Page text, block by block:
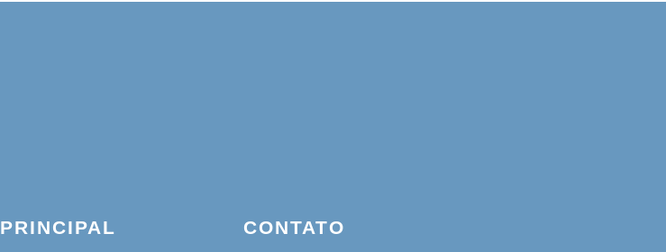
PRINCIPAL CONTATO